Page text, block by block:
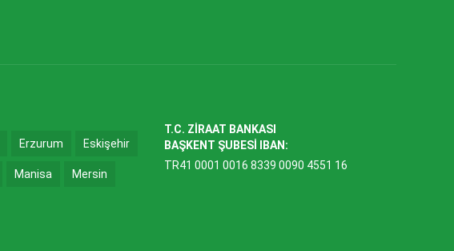
Erzurum Eskişehir
Manisa Mersin
T.C. ZİRAAT BANKASI
BAŞKENT ŞUBESİ IBAN:
TR41 0001 0016 8339 0090 4551 16